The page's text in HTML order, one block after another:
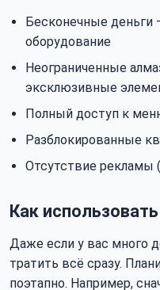
Бесконечные
оборудование
Неограниченные
эксклюзивные
Полный доступ к
Разблокированные
Отсутствие рекламы
Как
Даже если у вас много
тратить всё сразу.
поэтапно. Например,